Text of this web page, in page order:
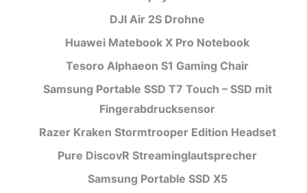
DJI Air 2S Drohne
Huawei Matebook X Pro Notebook
Tesoro Alphaeon S1 Gaming Chair
Samsung Portable SSD T7 Touch – SSD mit
Fingerabdrucksensor
Razer Kraken Stormtrooper Edition Headset
Pure DiscovR Streaminglautsprecher
Samsung Portable SSD X5